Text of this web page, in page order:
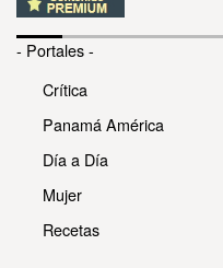
- Portales -
Crítica
Panamá América
Día a Día
Mujer
Recetas